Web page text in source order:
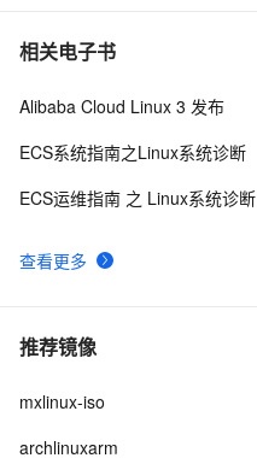
相关电子书
查看更多
Alibaba Cloud Linux 3 发布
ECS系统指南之Linux系统诊断
ECS运维指南 之 Linux系统诊断
推荐镜像
mxlinux-iso
archlinuxarm